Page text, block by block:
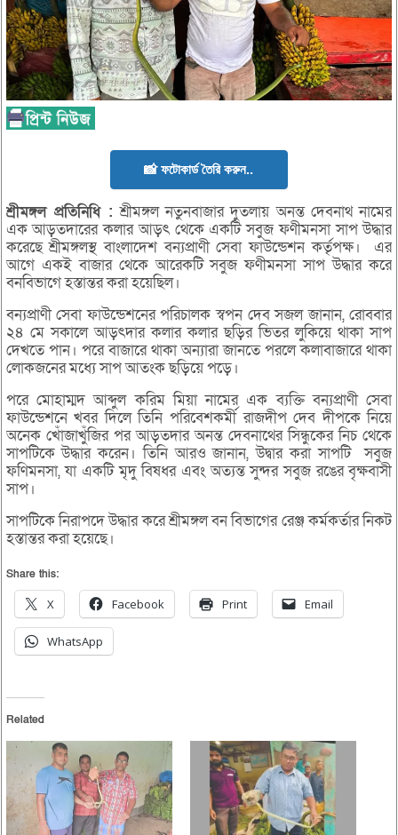
📸 ফটোকার্ড তৈরি করুন..
শ্রীমঙ্গলপ্রতিনিধি : শ্রীমঙ্গল নতুনবাজার দুতলায় অনন্ত দেবনাথ নামের
এক আড়তদারের কলার আড়ৎ থেকে একটি সবুজ ফণীমনসা সাপ উদ্ধার
করেছে শ্রীমঙ্গলস্থ বাংলাদেশ বন্যপ্রাণী সেবা ফাউন্ডেশন কর্তৃপক্ষ। এর
আগে একই বাজার থেকে আরেকটি সবুজ ফণীমনসা সাপ উদ্ধার করে
বনবিভাগে হস্তান্তর করা হয়েছিল।
বন্যপ্রাণী সেবা ফাউন্ডেশনের পরিচালক স্বপন দেব সজল জানান, রোববার
২৪ মে সকালে আড়ৎদার কলার কলার ছড়ির ভিতর লুকিয়ে থাকা সাপ
দেখতে পান। পরে বাজারে থাকা অন্যারা জানতে পরলে কলাবাজারে থাকা
লোকজনের মধ্যে সাপ আতংক ছড়িয়ে পড়ে।
পরে মোহাম্মদ আব্দুল করিম মিয়া নামের এক ব্যক্তি বন্যপ্রাণী সেবা
ফাউন্ডেশনে খবর দিলে তিনি পরিবেশকর্মী রাজদীপ দেব দীপকে নিয়ে
অনেক খোঁজাখুঁজির পর আড়তদার অনন্ত দেবনাথের সিন্ধুকের নিচ থেকে
সাপটিকে উদ্ধার করেন। তিনি আরও জানান, উদ্বার করা সাপটি সবুজ
ফণিমনসা, যা একটি মৃদু বিষধর এবং অত্যন্ত সুন্দর সবুজ রঙের বৃক্ষবাসী
সাপ।
সাপটিকে নিরাপদে উদ্ধার করে শ্রীমঙ্গল বন বিভাগের রেঞ্জ কর্মকর্তার নিকট
হস্তান্তর করা হয়েছে।
Share this:
X Facebook Print Email
WhatsApp
Related